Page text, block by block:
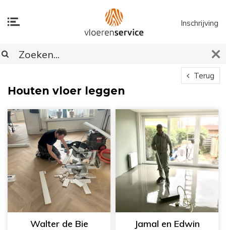
Inschrijving
Terug
Houten vloer leggen
Walter de Bie Jamal en Edwin